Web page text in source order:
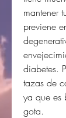
mantener
previene
diabetes.
tazas de
ya que es
gota.